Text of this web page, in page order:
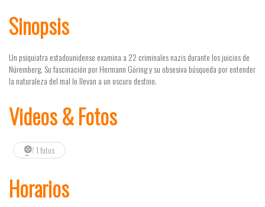
Sinopsis
Un psiquiatra estadounidense examina a 22 criminales nazis durante los juicios de
Núremberg. Su fascinación por Hermann Göring y su obsesiva búsqueda por entender
la naturaleza del mal lo llevan a un oscuro destino.
Videos & Fotos
1 fotos
Horarios